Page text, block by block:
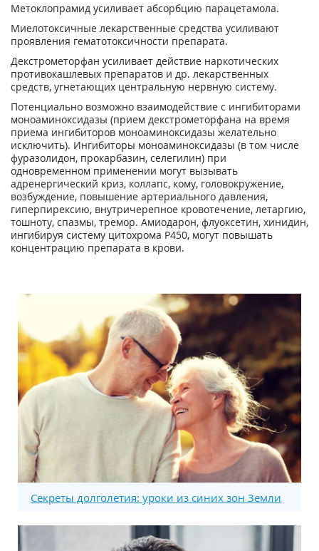
Метоклопрамид усиливает абсорбцию парацетамола.
Миелотоксичные лекарственные средства усиливают
проявления гематотоксичности препарата.
Декстрометорфан усиливает действие наркотических
противокашлевых препаратов и др. лекарственных
средств, угнетающих центральную нервную систему.
Потенциально возможно взаимодействие с ингибиторами
моноаминоксидазы (прием декстрометорфана на время
приема ингибиторов моноаминоксидазы желательно
исключить). Ингибиторы моноаминоксидазы (в том числе
фуразолидон, прокарбазин, селегилин) при
одновременном применении могут вызывать
адренергический криз, коллапс, кому, головокружение,
возбуждение, повышение артериального давления,
гиперпирексию, внутричерепное кровотечение, летаргию,
тошноту, спазмы, тремор. Амиодарон, флуоксетин, хинидин,
ингибируя систему цитохрома Р450, могут повышать
концентрацию препарата в крови.
Секреты долголетия: уроки из синих зон Земли